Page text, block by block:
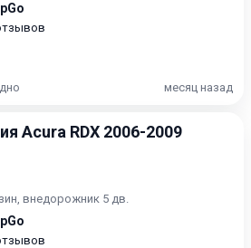
месяц назад
Acura RDX 2006-2009
внедорожник 5 дв.